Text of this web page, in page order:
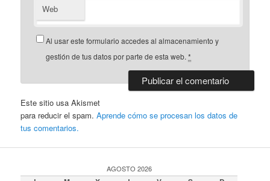
Web
Al usar este formulario accedes al almacenamiento y
gestión de tus datos por parte de esta web.*
Este sitio usa Akismet
para reducir el spam.Aprende cómo se procesan los datos de
tus comentarios.
AGOSTO 2026